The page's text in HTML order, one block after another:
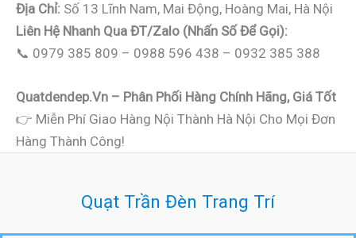
Địa Chỉ: Số 13 Lĩnh Nam, Mai Động, Hoàng Mai, Hà Nội
Liên Hệ Nhanh Qua ĐT/Zalo (nhấn Số Để Gọi):
📞 0979 385 809 – 0988 596 438 – 0932 385 388
Quatdendep.vn – Phân Phối Hàng Chính Hãng, Giá Tốt
👉 Miễn Phí Giao Hàng Nội Thành Hà Nội Cho Mọi Đơn
Hàng Thành Công!
Quạt Trần Đèn Trang Trí